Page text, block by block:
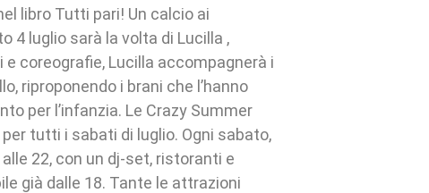
libro Tutti pari! Un calcio ai
4 luglio sarà la volta di Lucilla ,
coreografie, Lucilla accompagnerà i
riproponendo i brani che l’hanno
per l’infanzia. Le Crazy Summer
tutti i sabati di luglio. Ogni sabato,
22, con un dj-set, ristoranti e
già dalle 18. Tante le attrazioni